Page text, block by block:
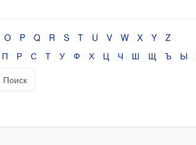
O P Q R S T U V W X Y
Z
П Р С Т У Ф Х Ц Ч Ш Щ Ъ Ы
Поиск